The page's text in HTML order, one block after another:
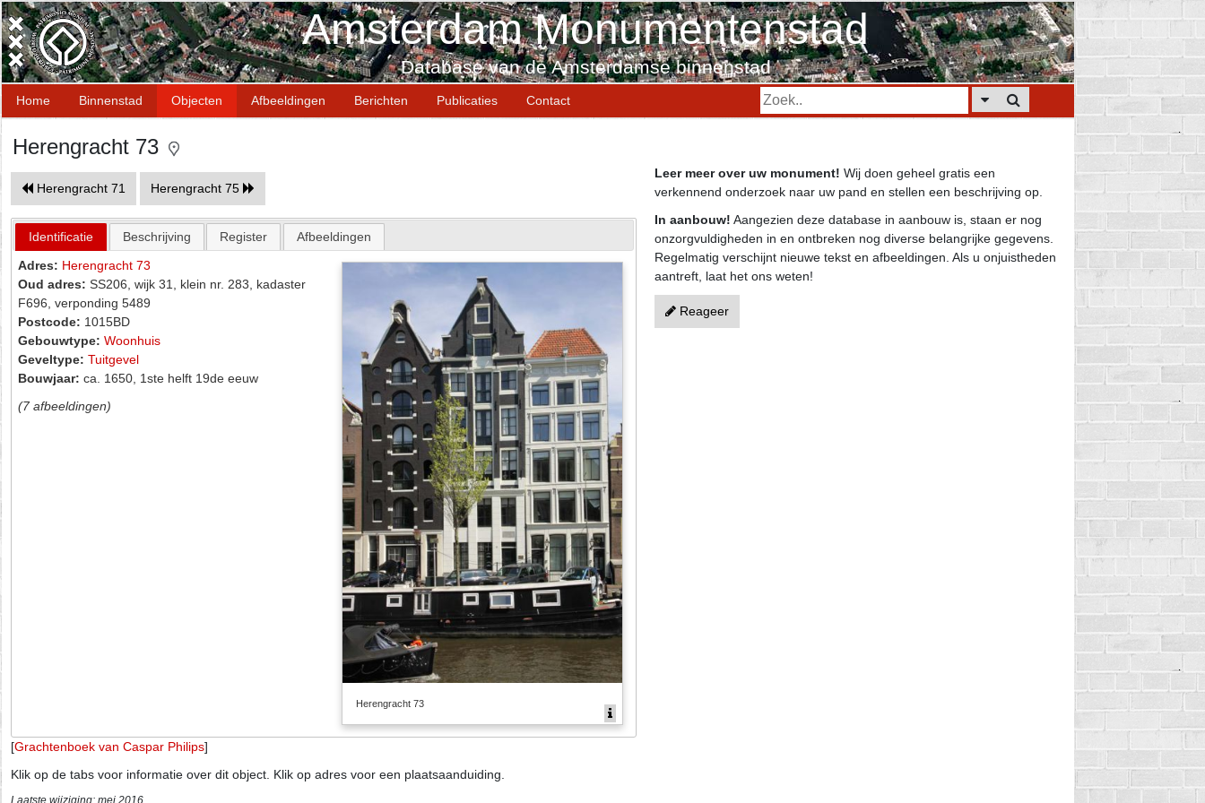
Amsterdam Monumentenstad
Database van de Amsterdamse binnenstad
Home Binnenstad Objecten Afbeeldingen Berichten Publicaties Contact
Herengracht 73
Herengracht 71 Herengracht 75
Identificatie Beschrijving Register Afbeeldingen
Herengracht 73
Adres: Herengracht 73
Oud adres: SS206, wijk 31, klein nr. 283, kadaster
F696, verponding 5489
Postcode: 1015BD
Gebouwtype: Woonhuis
Geveltype: Tuitgevel
Bouwjaar: ca. 1650, 1ste helft 19de eeuw
(7 afbeeldingen)
[Grachtenboek van Caspar Philips]
Klik op de tabs voor informatie over dit object. Klik op adres voor een plaatsaanduiding.
Laatste wijziging: mei 2016
Leer meer over uw monument! Wij doen geheel gratis een
verkennend onderzoek naar uw pand en stellen een beschrijving op.
In aanbouw! Aangezien deze database in aanbouw is, staan er nog
onzorgvuldigheden in en ontbreken nog diverse belangrijke gegevens.
Regelmatig verschijnt nieuwe tekst en afbeeldingen. Als u onjuistheden
aantreft, laat het ons weten!
Reageer